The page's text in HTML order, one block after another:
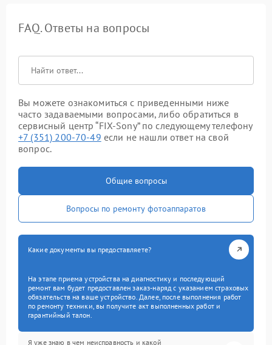
FAQ. Ответы на вопросы
Вы можете ознакомиться с приведенными ниже
часто задаваемыми вопросами, либо обратиться в
сервисный центр “FIX-Sony” по следующему телефону
+7 (351) 200-70-49 если не нашли ответ на свой
вопрос.
Общие вопросы
Вопросы по ремонту фотоаппаратов
Какие документы вы предоставляете?
На этапе приема устройства на диагностику и последующий
ремонт вам будет предоставлен заказ-наряд с указанием страховых
обязательств на ваше устройство. Далее, после выполнения работ
по ремонту техники, вы получите акт выполненных работ и
гарантийный талон.
Я уже знаю в чем неисправность и какой